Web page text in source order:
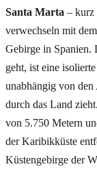
Santa Marta – kurz
verwechseln mit
Gebirge in Spanien.
geht, ist eine
unabhängig von
durch das Land
von 5.750 Metern
der Karibikküste
Küstengebirge der